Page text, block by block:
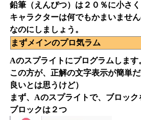
鉛筆（えんぴつ）は２０％に小さく
キャラクターは何でもかまいませ
なのにしましょう。
まずメインのプロ気ラム
Aのスプライトにプログラムします
この方が、正解の文字表示が簡単
良いとは思うけど）
まず、Aのスプライトで、ブロック
ブロックは２つ